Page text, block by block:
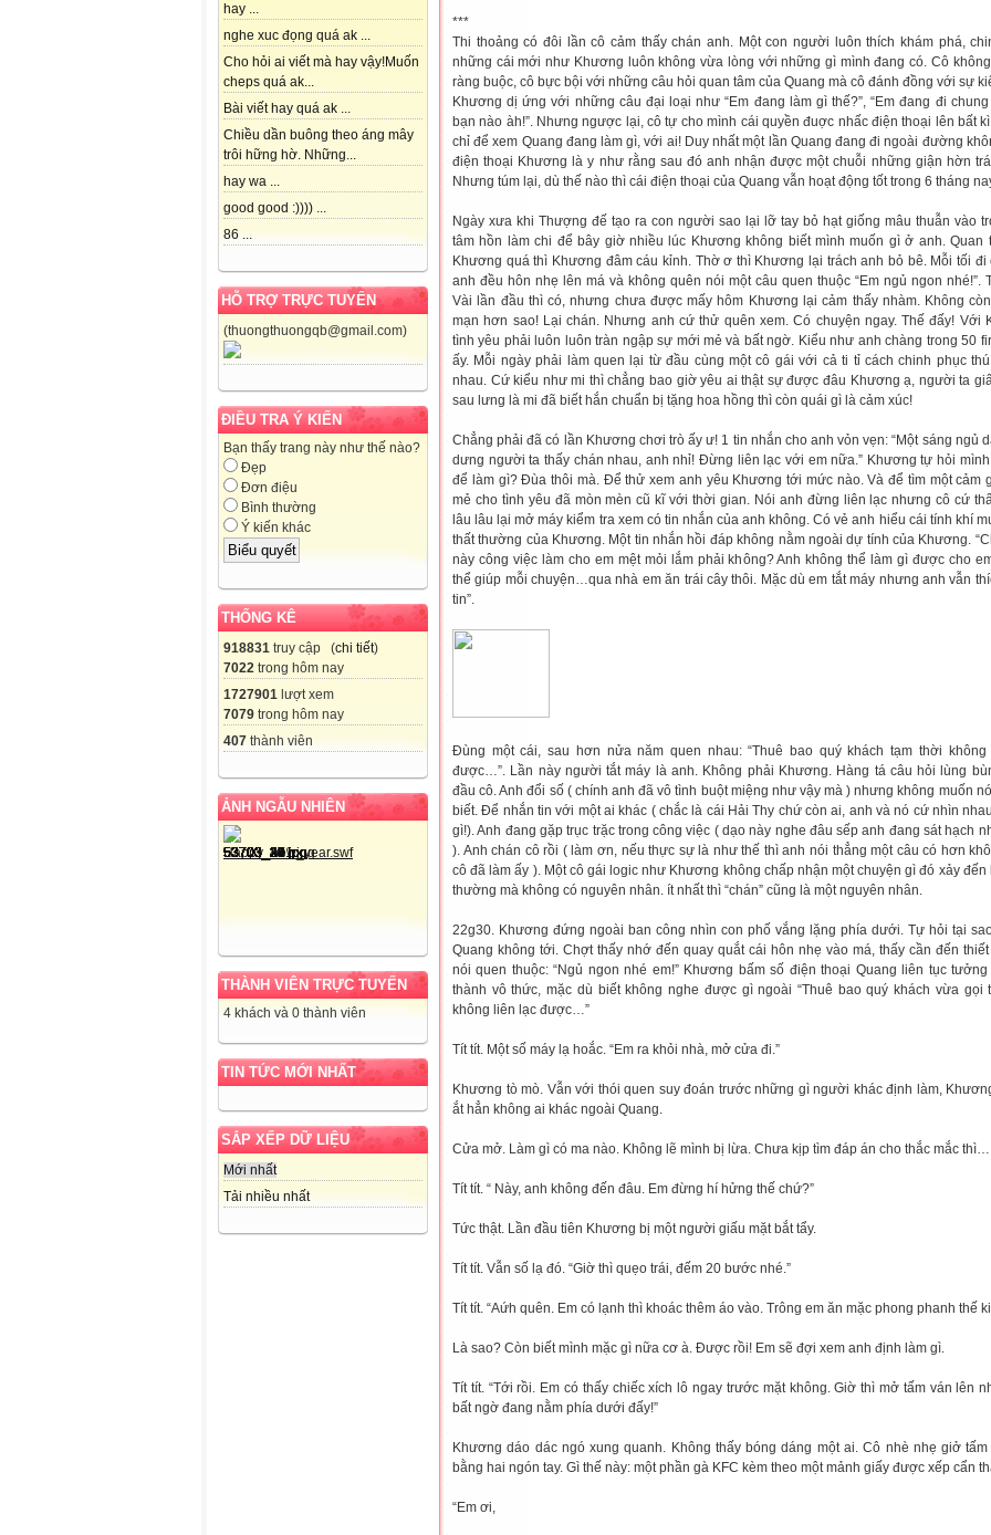
hay ...
nghe xuc đọng quá ak ...
Cho hỏi ai viết mà hay vậy!Muốn
cheps quá ak...
Bài viết hay quá ak ...
Chiều dần buông theo áng mây
trôi hững hờ. Những...
hay wa ...
good good :)))) ...
86 ...
HỖ TRỢ TRỰC TUYẾN
(thuongthuongqb@gmail.com)
ĐIỀU TRA Ý KIẾN
Bạn thấy trang này như thế nào?
Đẹp
Đơn điệu
Bình thường
Ý kiến khác
THỐNG KÊ
918831 truy cập (chi tiết)
7022 trong hôm nay
1727901 lượt xem
7079 trong hôm nay
407 thành viên
ẢNH NGẪU NHIÊN
THÀNH VIÊN TRỰC TUYẾN
4 khách và 0 thành viên
TIN TỨC MỚI NHẤT
SẮP XẾP DỮ LIỆU
Mới nhất
Tải nhiều nhất
***
Thi thoảng có đôi lần cô cảm thấy chán anh. Một con người luôn thích khám phá,
những cái mới như Khương luôn không vừa lòng với những gì mình đang có. Cô
ràng buộc, cô bực bội với những câu hỏi quan tâm của Quang mà cô đánh đồng với sự
Khương dị ứng với những câu đại loại như “Em đang làm gì thế?”, “Em đang đi
bạn nào àh!”. Nhưng ngược lại, cô tự cho mình cái quyền đuợc nhấc điện thoại lên bất
chỉ để xem Quang đang làm gì, với ai! Duy nhất một lần Quang đang đi ngoài đường
điện thoại Khương là y như rằng sau đó anh nhận được một chuỗi những giận hờn
Nhưng túm lại, dù thế nào thì cái điện thoại của Quang vẫn hoạt động tốt trong 6 tháng
Ngày xưa khi Thượng đế tạo ra con người sao lại lỡ tay bỏ hạt giống mâu thuẫn vào
tâm hồn làm chi để bây giờ nhiều lúc Khương không biết mình muốn gì ở anh. Quan
Khương quá thì Khương đâm cáu kỉnh. Thờ ơ thì Khương lại trách anh bỏ bê. Mỗi tối đi
anh đều hôn nhẹ lên má và không quên nói một câu quen thuộc “Em ngủ ngon nhé!”.
Vài lần đầu thì có, nhưng chưa được mấy hôm Khương lại cảm thấy nhàm. Không
mạn hơn sao! Lại chán. Nhưng anh cứ thử quên xem. Có chuyện ngay. Thế đấy! Với
tình yêu phải luôn luôn tràn ngập sự mới mẻ và bất ngờ. Kiểu như anh chàng trong 50
ấy. Mỗi ngày phải làm quen lại từ đầu cùng một cô gái với cả ti tỉ cách chinh phục
nhau. Cứ kiểu như mi thì chẳng bao giờ yêu ai thật sự được đâu Khương ạ, người ta
sau lưng là mi đã biết hắn chuẩn bị tặng hoa hồng thì còn quái gì là cảm xúc!
Chẳng phải đã có lần Khương chơi trò ấy ư! 1 tin nhắn cho anh vỏn vẹn: “Một sáng ngủ
dưng người ta thấy chán nhau, anh nhỉ! Đừng liên lạc với em nữa.” Khương tự hỏi mình
để làm gì? Đùa thôi mà. Để thử xem anh yêu Khương tới mức nào. Và để tìm một cảm
mẻ cho tình yêu đã mòn mèn cũ kĩ với thời gian. Nói anh đừng liên lạc nhưng cô cứ
lâu lâu lại mở máy kiểm tra xem có tin nhắn của anh không. Có vẻ anh hiểu cái tính khí
thất thường của Khương. Một tin nhắn hồi đáp không nằm ngoài dự tính của Khương.
này công việc làm cho em mệt mỏi lắm phải không? Anh không thể làm gì được cho
thể giúp mỗi chuyện…qua nhà em ăn trái cây thôi. Mặc dù em tắt máy nhưng anh vẫn
tin”.
Đùng một cái, sau hơn nửa năm quen nhau: “Thuê bao quý khách tạm thời
được…”. Lần này người tắt máy là anh. Không phải Khương. Hàng tá câu hỏi lùng
đầu cô. Anh đổi số ( chính anh đã vô tình buột miệng như vậy mà ) nhưng không muốn
biết. Để nhắn tin với một ai khác ( chắc là cái Hải Thy chứ còn ai, anh và nó cứ nhìn
gì!). Anh đang gặp trục trặc trong công việc ( dạo này nghe đâu sếp anh đang sát hạch
). Anh chán cô rồi ( làm ơn, nếu thực sự là như thế thì anh nói thẳng một câu có hơn
cô đã làm ấy ). Một cô gái logic như Khương không chấp nhận một chuyện gì đó xảy đến
thường mà không có nguyên nhân. ít nhất thì “chán” cũng là một nguyên nhân.
22g30. Khương đứng ngoài ban công nhìn con phố vắng lặng phía dưới. Tự hỏi tại
Quang không tới. Chợt thấy nhớ đến quay quắt cái hôn nhẹ vào má, thấy cần đến thiết
nói quen thuộc: “Ngủ ngon nhé em!” Khương bấm số điện thoại Quang liên tục
thành vô thức, mặc dù biết không nghe được gì ngoài “Thuê bao quý khách vừa gọi
không liên lạc được…”
Tít tít. Một số máy lạ hoắc. “Em ra khỏi nhà, mở cửa đi.”
Khương tò mò. Vẫn với thói quen suy đoán trước những gì người khác định làm,
ắt hẳn không ai khác ngoài Quang.
Cửa mở. Làm gì có ma nào. Không lẽ mình bị lừa. Chưa kịp tìm đáp án cho thắc mắc thì…
Tít tít. “ Này, anh không đến đâu. Em đừng hí hửng thế chứ?”
Tức thật. Lần đầu tiên Khương bị một người giấu mặt bắt tẩy.
Tít tít. Vẫn số lạ đó. “Giờ thì quẹo trái, đếm 20 bước nhé.”
Tít tít. “Aứh quên. Em có lạnh thì khoác thêm áo vào. Trông em ăn mặc phong phanh thế
Là sao? Còn biết mình mặc gì nữa cơ à. Được rồi! Em sẽ đợi xem anh định làm gì.
Tít tít. “Tới rồi. Em có thấy chiếc xích lô ngay trước mặt không. Giờ thì mở tấm ván lên
bất ngờ đang nằm phía dưới đấy!”
Khương dáo dác ngó xung quanh. Không thấy bóng dáng một ai. Cô nhè nhẹ giở tấm
bằng hai ngón tay. Gì thế này: một phần gà KFC kèm theo một mảnh giấy được xếp cẩn
“Em ơi,